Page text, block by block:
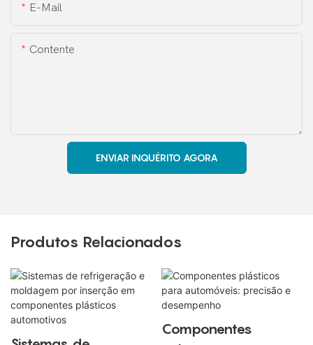
E-Mail
Contente
ENVIAR INQUÉRITO AGORA
Produtos Relacionados
Componentes